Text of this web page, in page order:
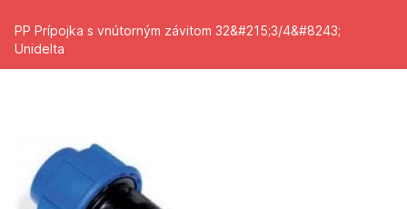
PP Prípojka s vnútorným závitom 32&#215;3/4&#8243;
Unidelta